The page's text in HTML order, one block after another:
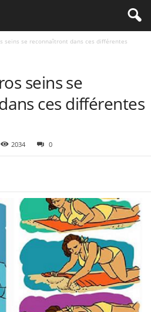
seins se reconnaîtront dans ces différentes
seins se
ces différentes
2034 0